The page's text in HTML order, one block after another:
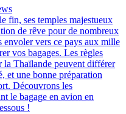
fin, ses temples majestueux
de rêve pour de nombreux
envoler vers ce pays aux mille
vos bagages. Les règles
la Thaïlande peuvent différer
et une bonne préparation
Découvrons les
le bagage en avion en
!